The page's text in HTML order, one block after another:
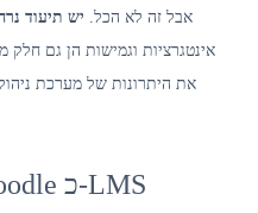
אבל זה לא הכל. יש תיעוד
אינטגרציות וגמישות הן גם חלק
את היתרונות של מערכת ניהול
בחינת היתרונות של Moodle כ-LMS